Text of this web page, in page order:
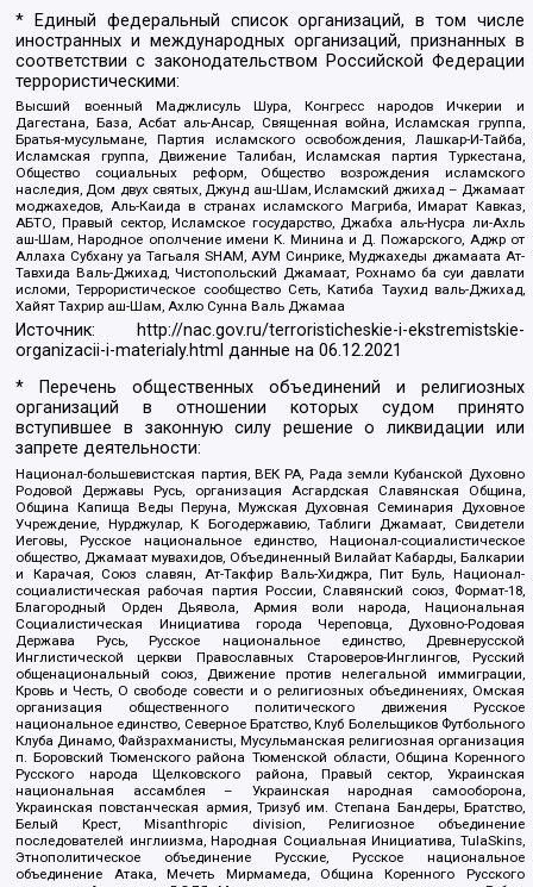
* Единый федеральный список организаций, в том числе
иностранных и международных организаций, признанных в
соответствии с законодательством Российской Федерации
террористическими:
Высший военный Маджлисуль Шура, Конгресс народов Ичкерии и
Дагестана, База, Асбат аль-Ансар, Священная война, Исламская группа,
Братья-мусульмане, Партия исламского освобождения, Лашкар-И-Тайба,
Исламская группа, Движение Талибан, Исламская партия Туркестана,
Общество социальных реформ, Общество возрождения исламского
наследия, Дом двух святых, Джунд аш-Шам, Исламский джихад – Джамаат
моджахедов, Аль-Каида в странах исламского Магриба, Имарат Кавказ,
АБТО, Правый сектор, Исламское государство, Джабха аль-Нусра ли-Ахль
аш-Шам, Народное ополчение имени К. Минина и Д. Пожарского, Аджр от
Аллаха Субхану уа Тагьаля SHAM, АУМ Синрике, Муджахеды джамаата Ат-
Тавхида Валь-Джихад, Чистопольский Джамаат, Рохнамо ба суи давлати
исломи, Террористическое сообщество Сеть, Катиба Таухид валь-Джихад,
Хайят Тахрир аш-Шам, Ахлю Сунна Валь Джамаа
Источник:
http://nac.gov.ru/terroristicheskie-i-ekstremistskie-
organizacii-i-materialy.html данные на06.12.2021
* Перечень общественных объединений и религиозных
организаций в отношении которых судом принято
вступившее в законную силу решение о ликвидации или
запрете деятельности:
Национал-большевистская партия, ВЕК РА, Рада земли Кубанской Духовно
Родовой Державы Русь, организация Асгардская Славянская Община,
Община Капища Веды Перуна, Мужская Духовная Семинария Духовное
Учреждение, Нурджулар, К Богодержавию, Таблиги Джамаат, Свидетели
Иеговы, Русское национальное единство, Национал-социалистическое
общество, Джамаат мувахидов, Объединенный Вилайат Кабарды, Балкарии
и Карачая, Союз славян, Ат-Такфир Валь-Хиджра, Пит Буль, Национал-
социалистическая рабочая партия России, Славянский союз, Формат-18,
Благородный Орден Дьявола, Армия воли народа, Национальная
Социалистическая Инициатива города Череповца, Духовно-Родовая
Держава Русь, Русское национальное единство, Древнерусской
Инглистической церкви Православных Староверов-Инглингов, Русский
общенациональный союз, Движение против нелегальной иммиграции,
Кровь и Честь, О свободе совести и о религиозных объединениях, Омская
организация общественного политического движения Русское
национальное единство, Северное Братство, Клуб Болельщиков Футбольного
Клуба Динамо, Файзрахманисты, Мусульманская религиозная организация
п. Боровский Тюменского района Тюменской области, Община Коренного
Русского народа Щелковского района, Правый сектор, Украинская
национальная ассамблея – Украинская народная самооборона,
Украинская повстанческая армия, Тризуб им. Степана Бандеры, Братство,
Белый Крест, Misanthropic division, Религиозное объединение
последователей инглиизма, Народная Социальная Инициатива, TulaSkins,
Этнополитическое объединение Русские, Русское национальное
объединение Атака, Мечеть Мирмамеда, Община Коренного Русского